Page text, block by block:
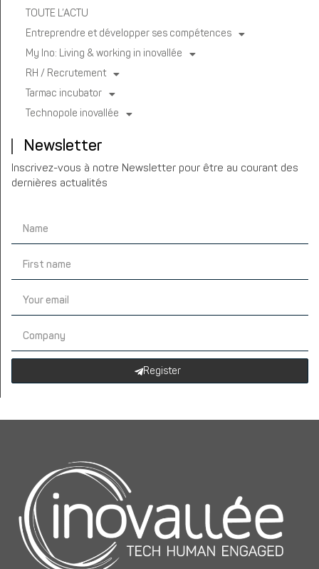
TOUTE L’ACTU
Entreprendre et développer ses compétences
My Ino: Living & working in inovallée
RH / Recrutement
Tarmac incubator
Technopole inovallée
Newsletter
Inscrivez-vous à notre Newsletter pour être au courant des
dernières actualités
Register